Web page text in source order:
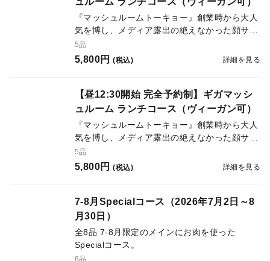
『マッシュルームトーキョー』創業時から大人
気を博し、メディア露出の絶えなかった顔サイ
ズのマッシュルーム『ギガマッシュルーム』
が、『ギガマッシュルーム ランチコース』と
つきましても各週ごとに入荷される数量分しか
ご予約を承れない、大変希少なコースとなりま
す。
5品
5,800円 (税込) 詳細を見る
【昼12:30開始 完全予約制】ギガマッシ
ュルーム ランチコース（ヴィーガン可）
『マッシュルームトーキョー』創業時から大人
気を博し、メディア露出の絶えなかった顔サイ
ズのマッシュルーム『ギガマッシュルーム』
が、『ギガマッシュルーム ランチコース』と
つきましても各週ごとに入荷される数量分しか
ご予約を承れない、大変希少なコースとなりま
す。
5品
5,800円 (税込) 詳細を見る
7-8月Specialコース（2026年7月2日～8
月30日）
全8品 7-8月限定のメインにお肉を使った
Specialコース。
8品